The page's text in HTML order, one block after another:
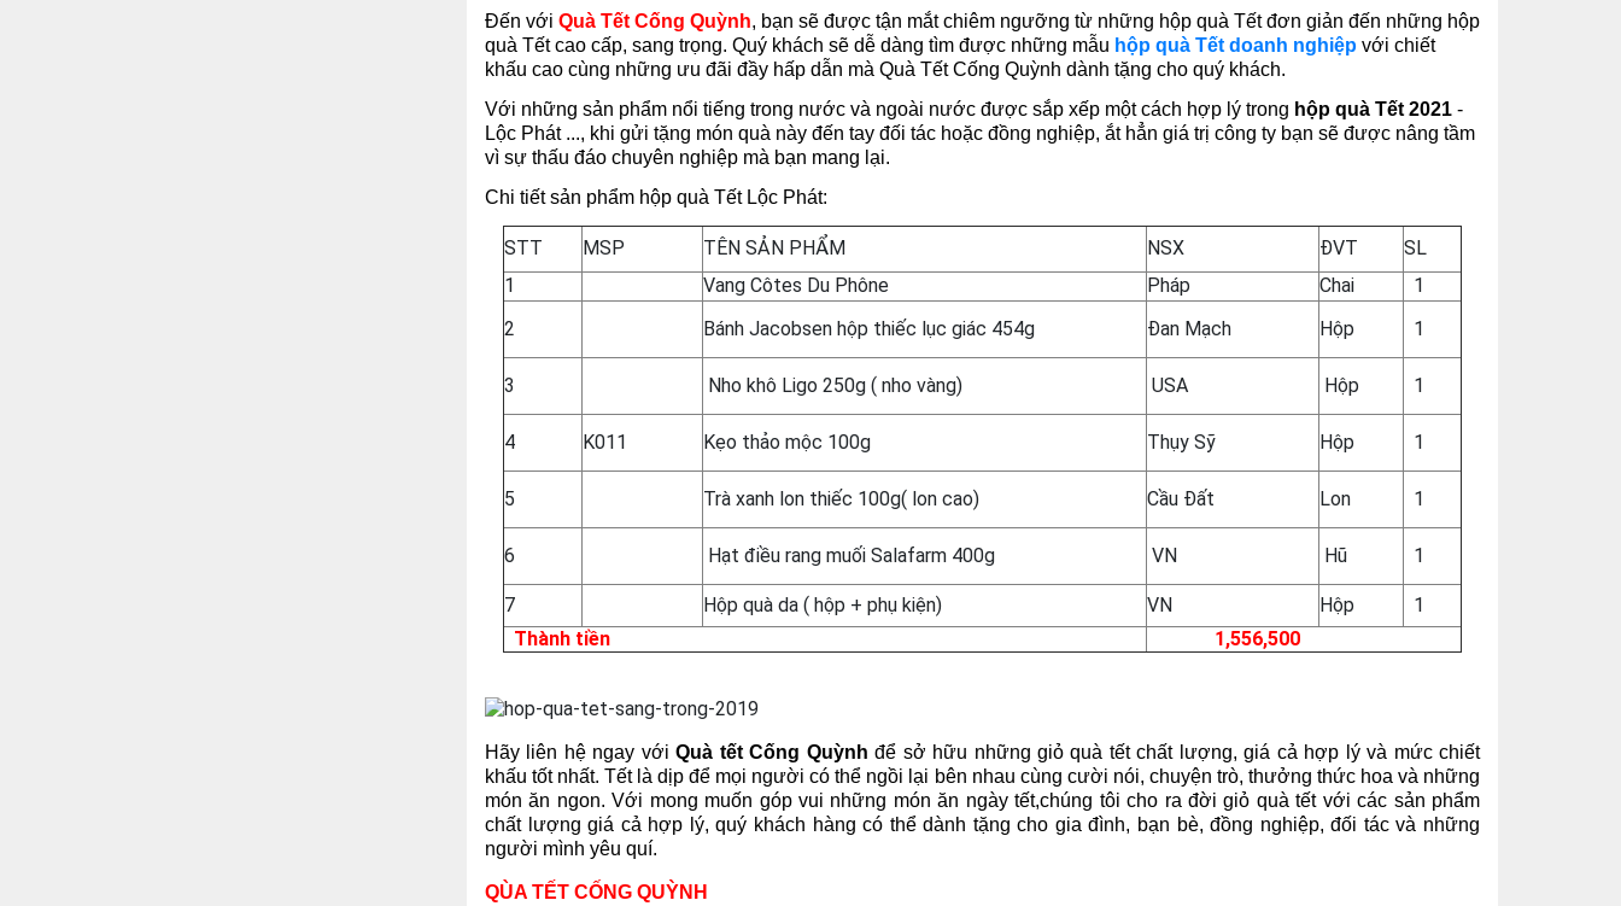
Đến với Quà Tết Cống Quỳnh, bạn sẽ được tận mắt chiêm ngưỡng từ những hộp quà Tết đơn giản đến những hộp
quà Tết cao cấp, sang trọng. Quý khách sẽ dễ dàng tìm được những mẫu hộp quà Tết doanh nghiệp với chiết
khấu cao cùng những ưu đãi đầy hấp dẫn mà Quà Tết Cống Quỳnh dành tặng cho quý khách.
Với những sản phẩm nổi tiếng trong nước và ngoài nước được sắp xếp một cách hợp lý trong hộp quà Tết 2021 -
Lộc Phát ..., khi gửi tặng món quà này đến tay đối tác hoặc đồng nghiệp, ắt hẳn giá trị công ty bạn sẽ được nâng tầm
vì sự thấu đáo chuyên nghiệp mà bạn mang lại.
Chi tiết sản phẩm hộp quà Tết Lộc Phát:
STT MSP TÊN SẢN PHẨM NSX ĐVT
SL
1
Vang Côtes Du Phône Pháp Chai
1
2
Bánh Jacobsen hộp thiếc lục giác 454g Đan Mạch Hộp 1
3 Nho khô Ligo 250g ( nho vàng) USA Hộp 1
4 K011 Kẹo thảo mộc 100g Thụy Sỹ Hộp 1
5 Trà xanh lon thiếc 100g( lon cao) Cầu Đất Lon 1
6 Hạt điều rang muối Salafarm 400g VN Hũ 1
7 Hộp quà da ( hộp + phụ kiện) VN Hộp
1
Thành tiền
1,556,500
Hãy liên hệ ngay vớiQuà tết Cống Quỳnh để sở hữu những giỏ quà tết chất lượng, giá cả hợp lý và mức chiết
khấu tốt nhất. Tết là dịp để mọi người có thể ngồi lại bên nhau cùng cười nói, chuyện trò, thưởng thức hoa và những
món ăn ngon. Với mong muốn góp vui những món ăn ngày tết,chúng tôi cho ra đời giỏ quà tết với các sản phẩm
chất lượng giá cả hợp lý, quý khách hàng có thể dành tặng cho gia đình, bạn bè, đồng nghiệp, đối tác và những
người mình yêu quí.
QÙA TẾT CỐNG QUỲNH